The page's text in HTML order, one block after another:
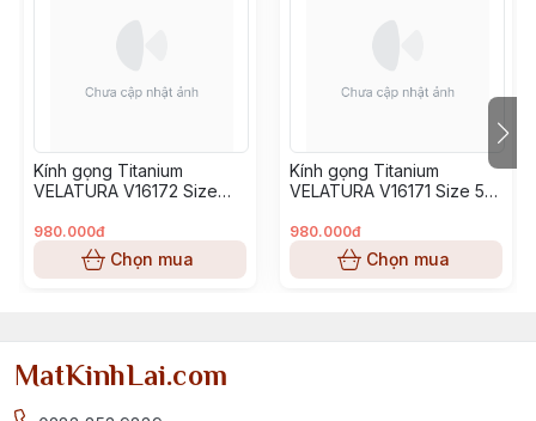
Kính gọng Titanium
VELATURA V16172 Size
980.000đ
Chọn mua
Kính gọng Titanium
VELATURA V16171 Size 53-
980.000đ
Chọn mua
MatKinhLai.com